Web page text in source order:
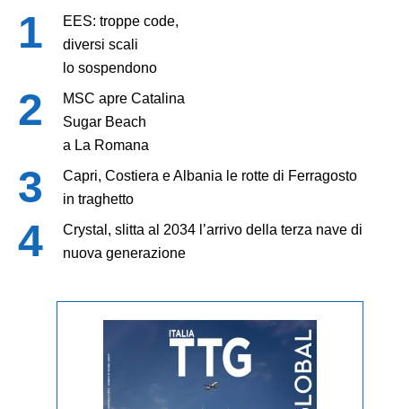
EES: troppe code,
diversi scali
lo sospendono
MSC apre Catalina
Sugar Beach
a La Romana
Capri, Costiera e Albania le rotte di Ferragosto
in traghetto
Crystal, slitta al 2034 l’arrivo della terza nave di
nuova generazione